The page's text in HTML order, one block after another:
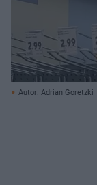
Autor: Adrian Goretzki